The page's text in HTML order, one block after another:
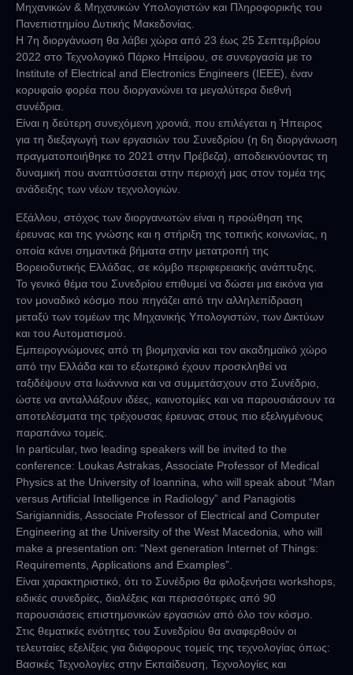
Μηχανικών & Μηχανικών Υπολογιστών και Πληροφορικής του
Πανεπιστημίου Δυτικής Μακεδονίας.
Η 7η διοργάνωση θα λάβει χώρα από 23 έως 25 Σεπτεμβρίου
2022 στο Τεχνολογικό Πάρκο Ηπείρου, σε συνεργασία με το
Institute of Electrical and Electronics Engineers (IEEE), έναν
κορυφαίο φορέα που διοργανώνει τα μεγαλύτερα διεθνή
συνέδρια.
Είναι η δεύτερη συνεχόμενη χρονιά, που επιλέγεται η Ήπειρος
για τη διεξαγωγή των εργασιών του Συνεδρίου (η 6η διοργάνωση
πραγματοποιήθηκε το 2021 στην Πρέβεζα), αποδεικνύοντας τη
δυναμική που αναπτύσσεται στην περιοχή μας στον τομέα της
ανάδειξης των νέων τεχνολογιών.
Εξάλλου, στόχος των διοργανωτών είναι η προώθηση της
έρευνας και της γνώσης και η στήριξη της τοπικής κοινωνίας, η
οποία κάνει σημαντικά βήματα στην μετατροπή της
Βορειοδυτικής Ελλάδας, σε κόμβο περιφερειακής ανάπτυξης.
Το γενικό θέμα του Συνεδρίου επιθυμεί να δώσει μια εικόνα για
τον μοναδικό κόσμο που πηγάζει από την αλληλεπίδραση
μεταξύ των τομέων της Μηχανικής Υπολογιστών, των Δικτύων
και του Αυτοματισμού.
Εμπειρογνώμονες από τη βιομηχανία και τον ακαδημαϊκό χώρο
από την Ελλάδα και το εξωτερικό έχουν προσκληθεί να
ταξιδέψουν στα Ιωάννινα και να συμμετάσχουν στο Συνέδριο,
ώστε να ανταλλάξουν ιδέες, καινοτομίες και να παρουσιάσουν τα
αποτελέσματα της τρέχουσας έρευνας στους πιο εξελιγμένους
παραπάνω τομείς.
In particular, two leading speakers will be invited to the
conference: Loukas Astrakas, Associate Professor of Medical
Physics at the University of Ioannina, who will speak about “Man
versus Artificial Intelligence in Radiology” and Panagiotis
Sarigiannidis, Associate Professor of Electrical and Computer
Engineering at the University of the West Macedonia, who will
make a presentation on: “Next generation Internet of Things:
Requirements, Applications and Examples”.
Είναι χαρακτηριστικό, ότι το Συνέδριο θα φιλοξενήσει workshops,
ειδικές συνεδρίες, διαλέξεις και περισσότερες από 90
παρουσιάσεις επιστημονικών εργασιών από όλο τον κόσμο.
Στις θεματικές ενότητες του Συνεδρίου θα αναφερθούν οι
τελευταίες εξελίξεις για διάφορους τομείς της τεχνολογίας όπως:
Βασικές Τεχνολογίες στην Εκπαίδευση, Τεχνολογίες και